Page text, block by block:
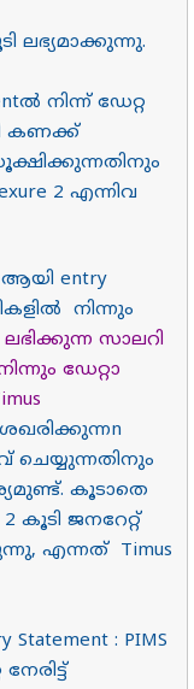
നിന്ന് ഡേറ്റ
കണക്ക്
2 എന്നിവ
ആയി entry
നിന്നും
സാലറി
ഡേറ്റാ
ചെയ്യുന്നതിനും
കൂടാതെ
കൂടി ജനറേറ്റ്
എന്നത് Timus
Statement : PIMS